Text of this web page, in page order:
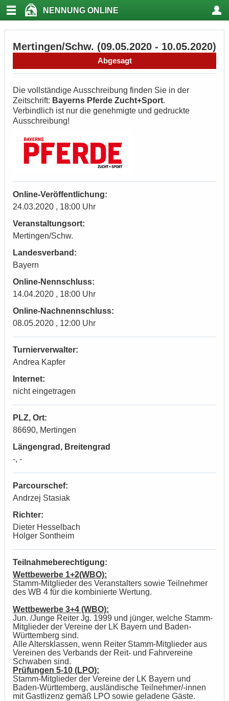
NENNUNG ONLINE
Mertingen/Schw. (09.05.2020 - 10.05.2020)
Abgesagt
Die vollständige Ausschreibung finden Sie in der
Zeitschrift: Bayerns Pferde Zucht+Sport.
Verbindlich ist nur die genehmigte und gedruckte
Ausschreibung!
Online-Veröffentlichung:
24.03.2020 , 18:00 Uhr
Veranstaltungsort:
Mertingen/Schw.
Landesverband:
Bayern
Online-Nennschluss:
14.04.2020 , 18:00 Uhr
Online-Nachnennschluss:
08.05.2020 , 12:00 Uhr
Turnierverwalter:
Andrea Kapfer
Internet:
nicht eingetragen
PLZ, Ort:
86690, Mertingen
Längengrad, Breitengrad
-, -
Parcourschef:
Andrzej Stasiak
Richter:
Dieter Hesselbach
Holger Sontheim
Teilnahmeberechtigung:
Wettbewerbe 1+2(WBO):
Stamm-Mitglieder des Veranstalters sowie Teilnehmer
des WB 4 für die kombinierte Wertung.
Wettbewerbe 3+4 (WBO):
Jun. /Junge Reiter Jg. 1999 und jünger, welche Stamm-
Mitglieder der Vereine der LK Bayern und Baden-
Württemberg sind.
Alle Altersklassen, wenn Reiter Stamm-Mitglieder aus
Vereinen des Verbands der Reit- und Fahrvereine
Schwaben sind.
Prüfungen 5-10 (LPO):
Stamm-Mitglieder der Vereine der LK Bayern und
Baden-Württemberg, ausländische Teilnehmer/-innen
mit Gastlizenz gemäß LPO sowie geladene Gäste.